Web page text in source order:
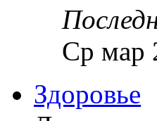
Ср мар
Здоровье